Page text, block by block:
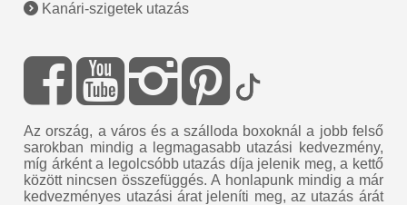
Kanári-szigetek utazás
Az ország, a város és a szálloda boxoknál a jobb felső
sarokban mindig a legmagasabb utazási kedvezmény,
míg árként a legolcsóbb utazás díja jelenik meg, a kettő
között nincsen összefüggés. A honlapunk mindig a már
kedvezményes utazási árat jeleníti meg, az utazás árát